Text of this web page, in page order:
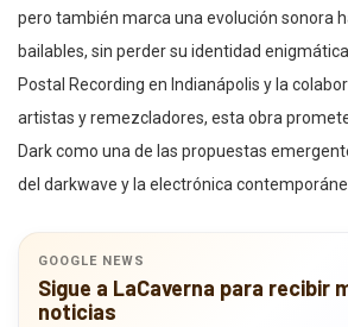
pero también marca una evolución sonora
bailables, sin perder su identidad
Postal Recording en Indianápolis y la
artistas y remezcladores, esta obra
Dark como una de las propuestas
del darkwave y la electrónica
GOOGLE NEWS
Sigue a LaCaverna para recibir
noticias